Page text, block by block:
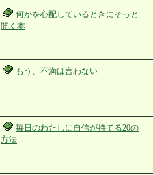
何かを心配しているときにそっと
開く本
もう、不満は言わない
毎日のわたしに自信が持てる20の
方法